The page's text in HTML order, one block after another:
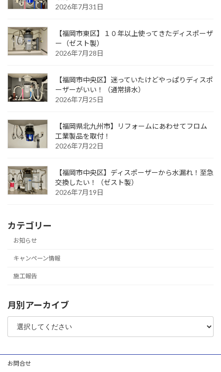
2026年7月31日
【福岡市東区】１０年以上使ってきたディスポーザ
ー（ゼスト製）
2026年7月28日
【福岡市中央区】迷っていたけどやっぱりディスポ
ーザーがいい！（通常排水）
2026年7月25日
【福岡県北九州市】リフォームにあわせてフロム
工業製品を取付！
2026年7月22日
【福岡市中央区】ディスポーザーから水漏れ！至急
交換したい！（ゼスト製）
2026年7月19日
カテゴリー
お知らせ
キャンペーン情報
施工報告
月別アーカイブ
お問合せ